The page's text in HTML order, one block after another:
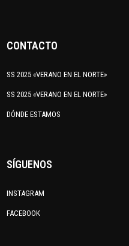
CONTACTO
SS 2025 «VERANO EN EL NORTE»
SS 2025 «VERANO EN EL NORTE»
DÓNDE ESTAMOS
SÍGUENOS
INSTAGRAM
FACEBOOK